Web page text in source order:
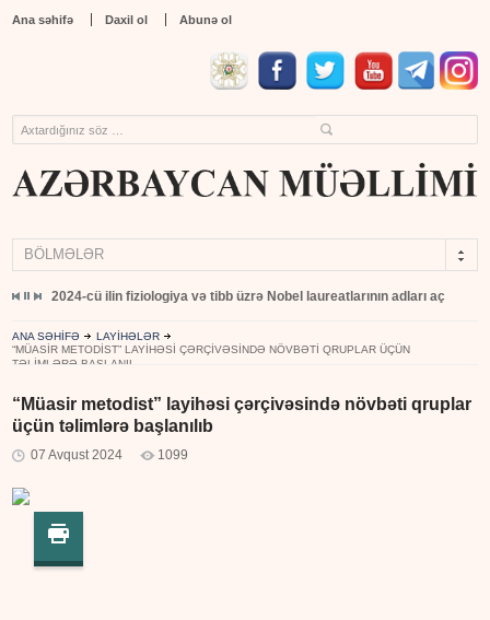
Ana səhifə Daxil ol Abunə ol
BÖLMƏLƏR
2024-cü ilin fiziologiya və tibb üzrə Nobel laureatlarının adları açıqlandı
ANA SƏHİFƏ
LAYİHƏLƏR
“MÜASIR METODIST” LAYIHƏSI ÇƏRÇIVƏSINDƏ NÖVBƏTI QRUPLAR ÜÇÜN
TƏLIMLƏRƏ BAŞLANIL...
“Müasir metodist” layihəsi çərçivəsində növbəti qruplar
üçün təlimlərə başlanılıb
07 Avqust 2024 1099